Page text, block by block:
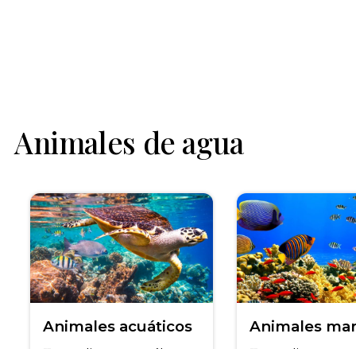
Animales de agua
Animales acuáticos Animales